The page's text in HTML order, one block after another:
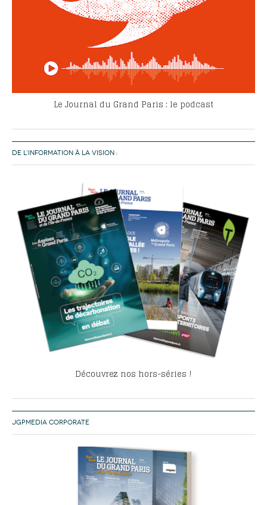
Le Journal du Grand Paris : le podcast
DE L’INFORMATION À LA VISION :
Découvrez nos hors-séries !
JGPMEDIA CORPORATE